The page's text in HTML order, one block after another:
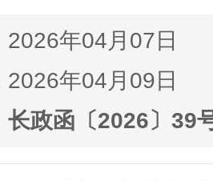
2026年04月07日
2026年04月09日
长政函〔2026〕39